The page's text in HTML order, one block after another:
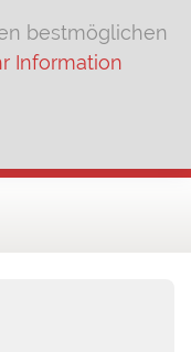
bestmöglichen
Information